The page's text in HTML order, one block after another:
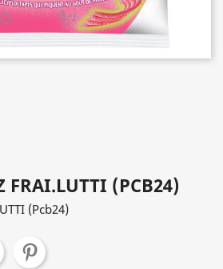
FRAI.LUTTI (PCB24)
(Pcb24)